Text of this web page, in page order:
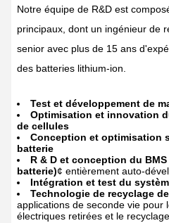
Notre équipe de R&D est
principaux, dont un ingénieur de
senior avec plus de 15 ans
des batteries lithium-ion.
Test et développement de
Optimisation et innovation
de cellules
Conception et optimisation
batterie
R & D et conception du
batterie)¢ entièrement auto-
Intégration et test du
Technologie de recyclage
applications de seconde vie pour
électriques retirées et le